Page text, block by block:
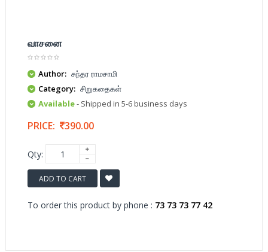
வாசனை
Author: சுந்தர ராமசாமி
Category: சிறுகதைகள்
Available- Shipped in 5-6 business days
PRICE: 390.00
Qty:
ADD TO CART
To order this product by phone : 73 73 73 77 42